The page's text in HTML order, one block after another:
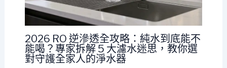
2026 RO 逆滲透全攻略：純水到底能不
能喝？專家拆解 5 大濾水迷思，教你選
對守護全家人的淨水器